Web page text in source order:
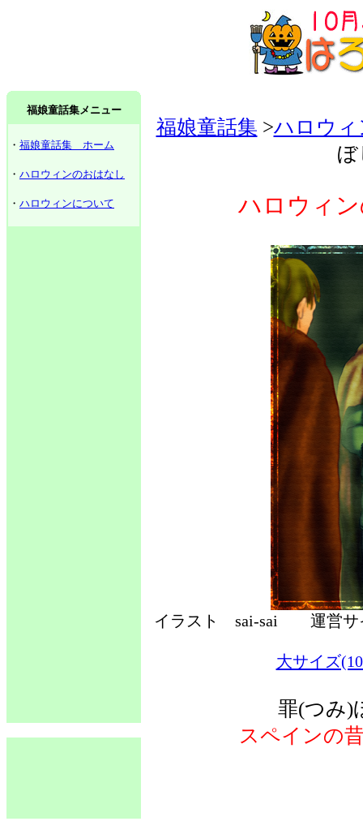
福娘童話集メニュー
・ 福娘童話集 ホーム
・ ハロウィンのおはなし
・ ハロウィンについて
福娘童話集 >ハロウィ
ぼ
ハロウィ
イラスト sai-sai 運営
大サイズ
罪(つみ)
スペインの